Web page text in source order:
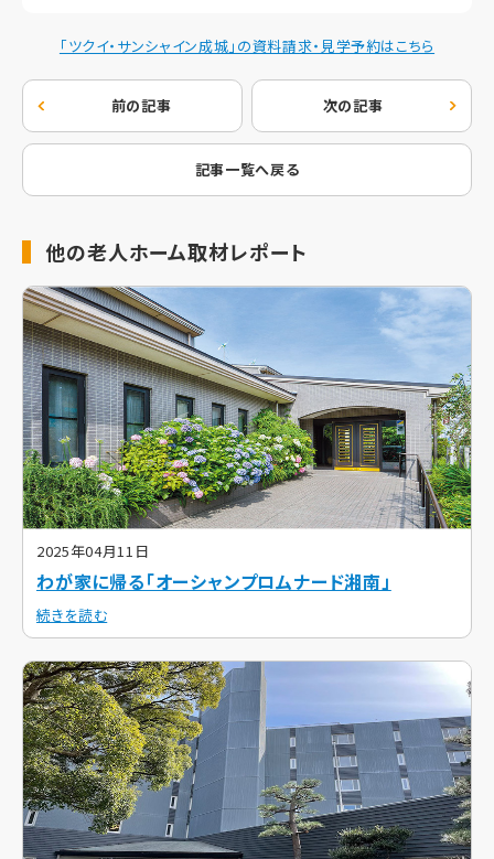
「ツクイ・サンシャイン成城」の資料請求・見学予約はこちら
記事一覧へ戻る
次の記事
前の記事
他の老人ホーム取材レポート
2025年04月11日
わが家に帰る「オーシャンプロムナード湘南」
続きを読む